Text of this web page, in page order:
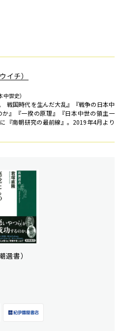
イチ）
世史）
戦国時代を生んだ大乱』『戦争の日本中
』『一揆の原理』『日本中世の領主一
『南朝研究の最前線』。2019年4月より
書）